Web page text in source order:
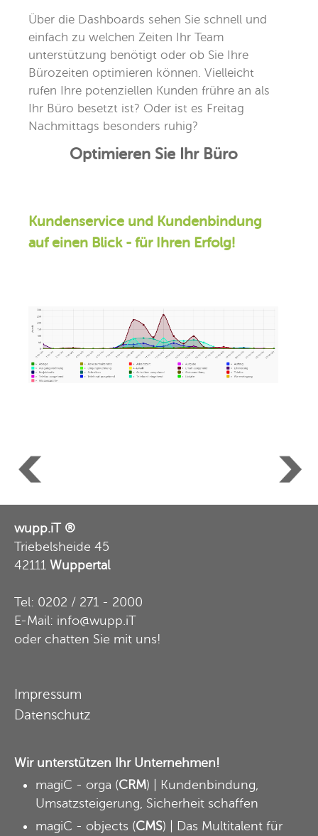
Über die Dashboards sehen Sie schnell und
einfach zu welchen Zeiten Ihr Team
unterstützung benötigt oder ob Sie Ihre
Bürozeiten optimieren können. Vielleicht
rufen Ihre potenziellen Kunden frühre an als
Ihr Büro besetzt ist? Oder ist es Freitag
Nachmittags besonders ruhig?
Optimieren Sie Ihr Büro
Kundenservice und Kundenbindung
auf einen Blick - für Ihren Erfolg!
wupp.iT ®
Triebelsheide 45
42111 Wuppertal
Tel: 0202 / 271 - 2000
E-Mail: info@wupp.iT
oder chatten Sie mit uns!
Impressum
Datenschutz
Wir unterstützen Ihr Unternehmen!
magiC - orga (CRM) | Kundenbindung,
Umsatzsteigerung, Sicherheit schaffen
magiC - objects (CMS) | Das Multitalent für